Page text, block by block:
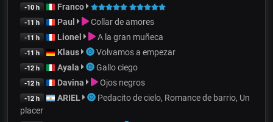
-10 h Franco
-11 h Paul Collar de amores
-11 h Lionel A la gran muñeca
-11 h Klaus Volvamos a empezar
-12 h Ayala Gallo ciego
-12 h Davina Ojos negros
-12 h ARIEL
Pedacito de cielo, Romance de barrio, Un
placer